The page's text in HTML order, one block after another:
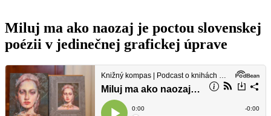
Miluj ma ako naozaj je poctou slovenskej
poézii v jedinečnej grafickej úprave